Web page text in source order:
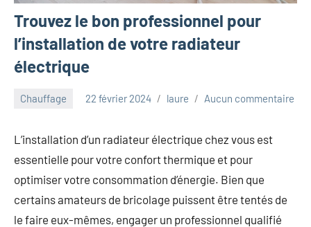
Trouvez le bon professionnel pour
l’installation de votre radiateur
électrique
Chauffage 22 février 2024 laure Aucun commentaire
L’installation d’un radiateur électrique chez vous est
essentielle pour votre confort thermique et pour
optimiser votre consommation d’énergie. Bien que
certains amateurs de bricolage puissent être tentés de
le faire eux-mêmes, engager un professionnel qualifié